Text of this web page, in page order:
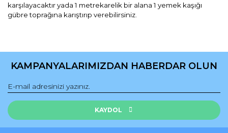
karşılayacaktır yada 1 metrekarelik bir alana 1 yemek kaşığı
gübre toprağına karıştırıp verebilirsiniz.
konularda yetersiz gördüğünüz noktaları öneri formunu
Görüş ve önerileriniz için teşekkür ederiz.
Ürün resmi kalitesiz, bozuk veya görüntülenemiyor.
Ürün açıklamasında eksik bilgiler bulunuyor.
KAMPANYALARIMIZDAN HABERDAR OLUN
KAYDOL